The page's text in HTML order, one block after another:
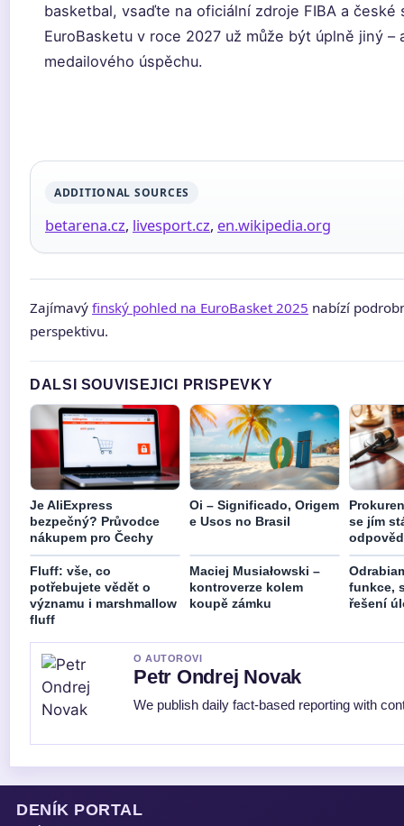
basketbal, vsaďte na oficiální zdroje FIBA a
EuroBasketu v roce 2027 už může být úplně jiný
medailového úspěchu.
ADDITIONAL SOURCES
betarena.cz, livesport.cz, en.wikipedia.org
Zajímavý finský pohled na EuroBasket 2025 nabízí
perspektivu.
DALSI SOUVISEJICI PRISPEVKY
Je AliExpress
bezpečný? Průvodce
nákupem pro Čechy
Oi – Significado, Origem
e Usos no Brasil
se jím
Fluff: vše, co
potřebujete vědět o
významu i marshmallow
fluff
Maciej Musiałowski –
kontroverze kolem
koupě zámku
funkce,
řešení
O AUTOROVI
Petr Ondrej Novak
We publish daily fact-based reporting with
DENÍK PORTAL